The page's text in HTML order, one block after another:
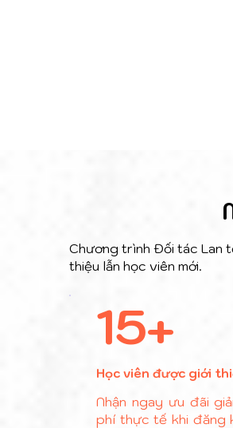
Chương trình Đối tác Lan
thiệu lẫn học viên mới.
15+
Học viên được giới
Nhận ngay ưu đãi
phí thực tế khi đăng